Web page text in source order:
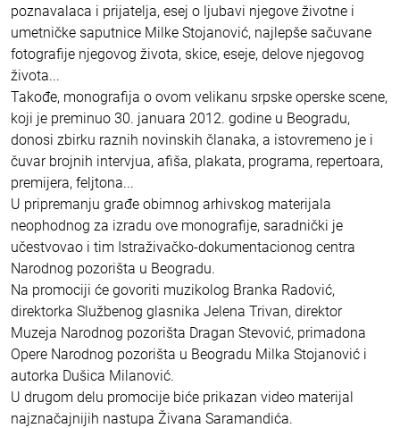
poznavalaca i prijatelja, esej o ljubavi njegove životne i
umetničke saputnice Milke Stojanović, najlepše sačuvane
fotografije njegovog života, skice, eseje, delove njegovog
života...
Takođe, monografija o ovom velikanu srpske operske scene,
koji je preminuo 30. januara 2012. godine u Beogradu,
donosi zbirku raznih novinskih članaka, a istovremeno je i
čuvar brojnih intervjua, afiša, plakata, programa, repertoara,
premijera, feljtona...
U pripremanju građe obimnog arhivskog materijala
neophodnog za izradu ove monografije, saradnički je
učestvovao i tim Istraživačko-dokumentacionog centra
Narodnog pozorišta u Beogradu.
Na promociji će govoriti muzikolog Branka Radović,
direktorka Službenog glasnika Jelena Trivan, direktor
Muzeja Narodnog pozorišta Dragan Stevović, primadona
Opere Narodnog pozorišta u Beogradu Milka Stojanović i
autorka Dušica Milanović.
U drugom delu promocije biće prikazan video materijal
najznačajnijih nastupa Živana Saramandića.